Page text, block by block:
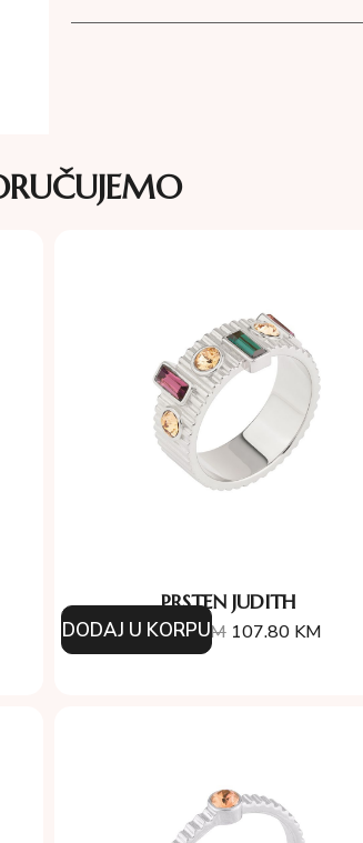
PRSTEN JUDITH
154.00KM 107.80 KM
DODAJ U KORPU